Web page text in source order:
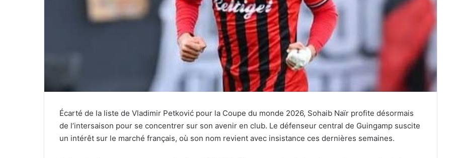
Écarté de la liste de Vladimir Petković pour la Coupe du monde 2026, Sohaib Naïr profite désormais
de l’intersaison pour se concentrer sur son avenir en club. Le défenseur central de Guingamp suscite
un intérêt sur le marché français, où son nom revient avec insistance ces dernières semaines.